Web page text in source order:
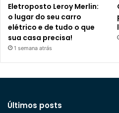
Eletroposto Leroy Merlin:
o lugar do seu carro
elétrico e de tudo o que
sua casa precisa!
1 semana atrás
Últimos posts